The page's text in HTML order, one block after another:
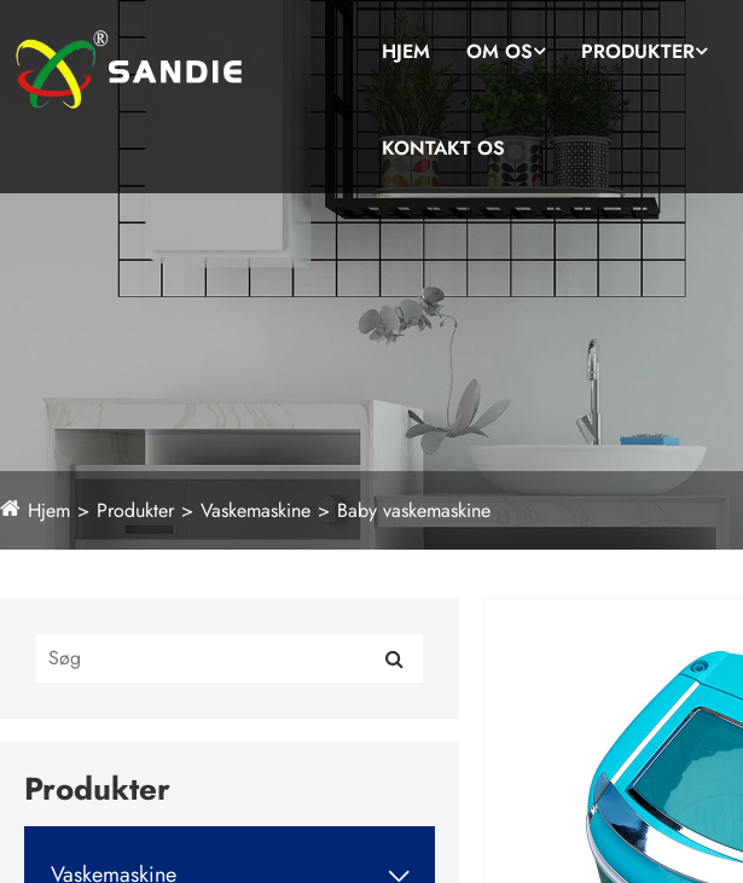
HJEM OM OS PRODUKTER
KONTAKT OS
Hjem Produkter Vaskemaskine Baby vaskemaskine
Produkter
Vaskemaskine 